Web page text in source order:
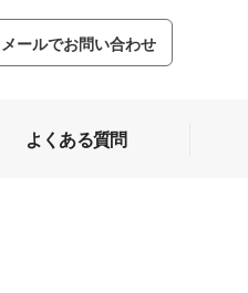
メールでお問い合わせ
よくある質問